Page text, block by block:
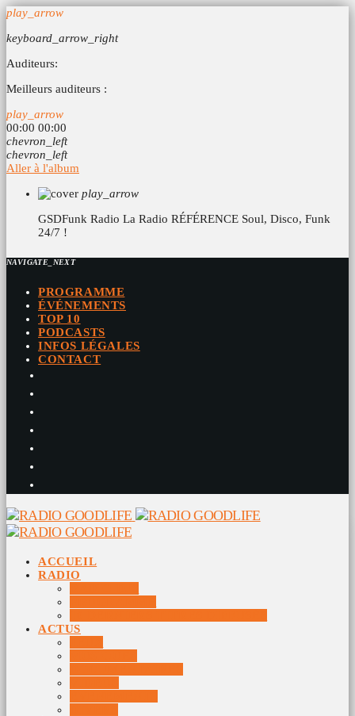
play_arrow
keyboard_arrow_right
Auditeurs:
Meilleurs auditeurs :
play_arrow
00:00 00:00
chevron_left
chevron_left
Aller à l'album
play_arrow
GSDFunk Radio La Radio RÉFÉRENCE Soul, Disco, Funk
24/7 !
NAVIGATE_NEXT
PROGRAMME
ÉVÉNEMENTS
TOP 10
PODCASTS
INFOS LÉGALES
CONTACT
ACCUEIL
RADIO
ACTUS